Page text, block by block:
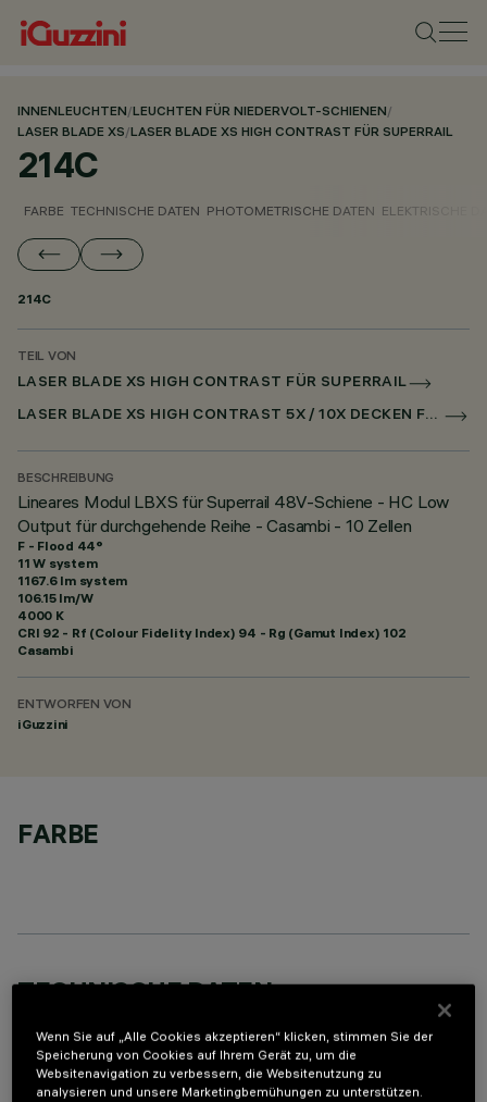
INNENLEUCHTEN/LEUCHTEN FÜR NIEDERVOLT-SCHIENEN/
LASER BLADE XS/LASER BLADE XS HIGH CONTRAST FÜR SUPERRAIL
214C
FARBE TECHNISCHE DATEN PHOTOMETRISCHE DATEN ELEKTRISCHE
214C
TEIL VON
LASER BLADE XS HIGH CONTRAST FÜR SUPERRAIL
LASER BLADE XS HIGH CONTRAST 5X / 10X DECKEN FÜR SUPERRAIL CASAMBI
BESCHREIBUNG
Lineares Modul LBXS für Superrail 48V-Schiene - HC Low
Output für durchgehende Reihe - Casambi - 10 Zellen
F - Flood 44°
11 W system
1167.6 lm system
106.15 lm/W
4000 K
CRI 92 - Rf (Colour Fidelity Index) 94 - Rg (Gamut Index) 102
Casambi
ENTWORFEN VON
iGuzzini
FARBE
TECHNISCHE DATEN
BESCHREIBUNG
Wenn Sie auf „Alle Cookies akzeptieren“ klicken, stimmen Sie der
Speicherung von Cookies auf Ihrem Gerät zu, um die
Websitenavigation zu verbessern, die Websitenutzung zu
analysieren und unsere Marketingbemühungen zu unterstützen.